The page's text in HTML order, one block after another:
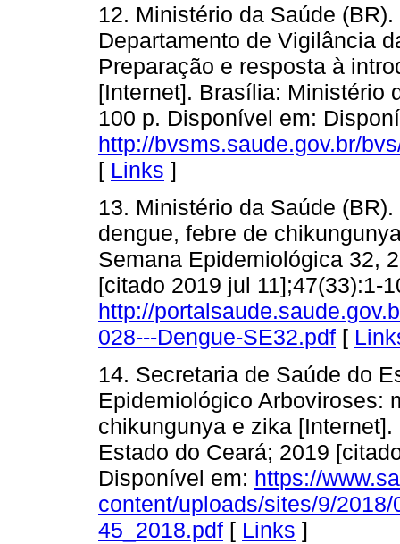
12. Ministério da Saúde
Departamento de Vigilância
Preparação e resposta à
[Internet]. Brasília: Ministério
100 p. Disponível em:
http://bvsms.saude.gov.br/
[ Links ]
13. Ministério da Saúde
dengue, febre de
Semana Epidemiológica 32,
[citado 2019 jul 11];47(33):1-
http://
028---Dengue-SE32.pdf [
14. Secretaria de Saúde do
Epidemiológico Arboviroses:
chikungunya e zika
Estado do Ceará; 2019
Disponível em: https://
content/uploads/sites/9/
45_2018.pdf [ Links ]